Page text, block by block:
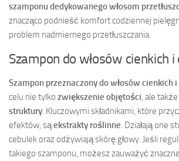
szamponu dedykowanego włosom
znacząco podnieść komfort codziennej
problem nadmiernego przetłuszczania.
Szampon do włosów cienkich i
Szampon przeznaczony do włosów cienkich i
celu nie tylko zwiększenie objętości, ale także
struktury. Kluczowymi składnikami, które
efektów, sąekstrakty roślinne. Działają one
cebulek oraz odżywiają skórę głowy. Jeśli
takiego szamponu, możesz zauważyć